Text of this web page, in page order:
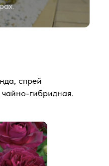
спрей
чайно-гибридная.